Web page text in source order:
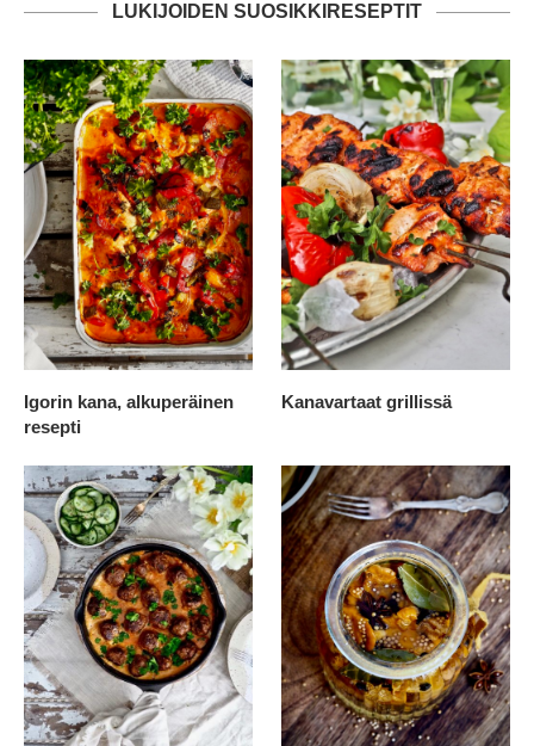
LUKIJOIDEN SUOSIKKIRESEPTIT
Igorin kana, alkuperäinen
resepti
Kanavartaat grillissä